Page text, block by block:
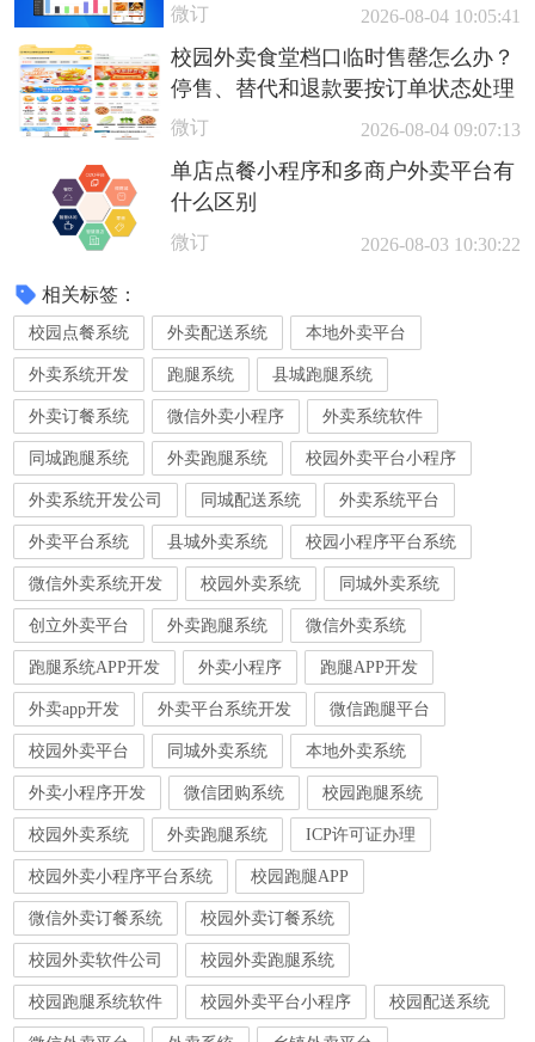
微订 2026-08-04 10:05:41
校园外卖食堂档口临时售罄怎么办？
停售、替代和退款要按订单状态处理
微订 2026-08-04 09:07:13
单店点餐小程序和多商户外卖平台有
什么区别
微订 2026-08-03 10:30:22
相关标签：
校园点餐系统 外卖配送系统 本地外卖平台
外卖系统开发 跑腿系统 县城跑腿系统
外卖订餐系统 微信外卖小程序 外卖系统软件
同城跑腿系统 外卖跑腿系统 校园外卖平台小程序
外卖系统开发公司 同城配送系统 外卖系统平台
外卖平台系统 县城外卖系统 校园小程序平台系统
微信外卖系统开发 校园外卖系统 同城外卖系统
创立外卖平台 外卖跑腿系统 微信外卖系统
跑腿系统APP开发 外卖小程序 跑腿APP开发
外卖app开发 外卖平台系统开发 微信跑腿平台
校园外卖平台 同城外卖系统 本地外卖系统
外卖小程序开发 微信团购系统 校园跑腿系统
校园外卖系统 外卖跑腿系统 ICP许可证办理
校园外卖小程序平台系统 校园跑腿APP
微信外卖订餐系统 校园外卖订餐系统
校园外卖软件公司 校园外卖跑腿系统
校园跑腿系统软件 校园外卖平台小程序 校园配送系统